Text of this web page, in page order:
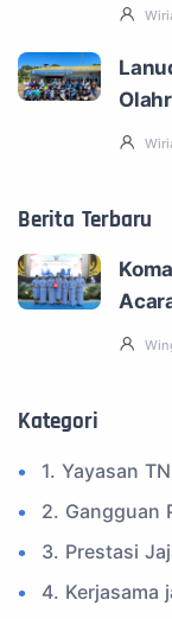
Berita Terbaru
Kategori
1. Yayasan
2. Gangguan
3. Prestasi
4. Kerjasama